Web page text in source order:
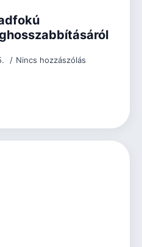
Nincs hozzászólás